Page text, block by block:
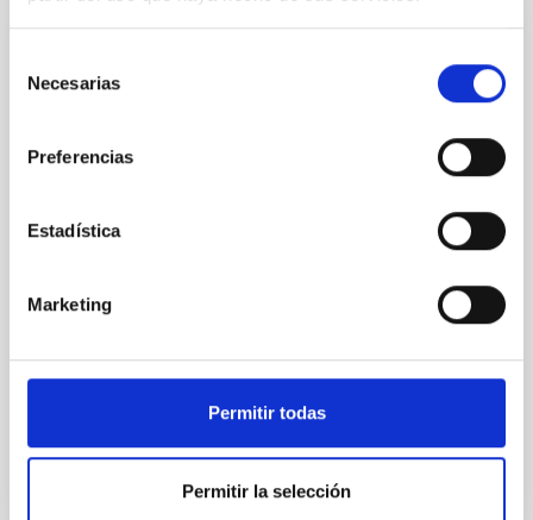
Necesarias
Preferencias
Estadística
Marketing
Permitir todas
Permitir la selección
Nacional de Astrofísica (INAF) y el
para la instalación y operación de la red
La instalación y operación de la red ASTRI de
telescopios IACT en el Observatorio del Teide,
contemplados en el Convenio y Apéndices que lo
acompañan. La red